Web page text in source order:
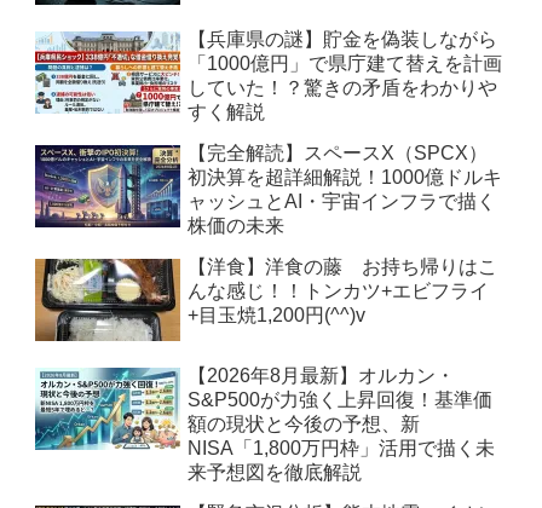
【兵庫県の謎】貯金を偽装しながら
「1000億円」で県庁建て替えを計画
していた！？驚きの矛盾をわかりや
すく解説
【完全解読】スペースX（SPCX）
初決算を超詳細解説！1000億ドルキ
ャッシュとAI・宇宙インフラで描く
株価の未来
【洋食】洋食の藤 お持ち帰りはこ
んな感じ！！トンカツ+エビフライ
+目玉焼1,200円(^^)v
【2026年8月最新】オルカン・
S&P500が力強く上昇回復！基準価
額の現状と今後の予想、新
NISA「1,800万円枠」活用で描く未
来予想図を徹底解説